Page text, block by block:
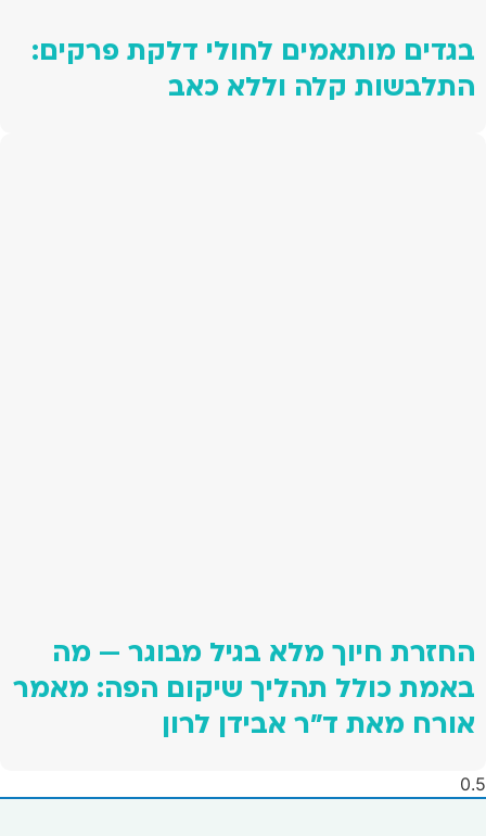
בגדים מותאמים לחולי דלקת פרקים:
התלבשות קלה וללא כאב
החזרת חיוך מלא בגיל מבוגר — מה
באמת כולל תהליך שיקום הפה: מאמר
אורח מאת ד"ר אבידן לרון